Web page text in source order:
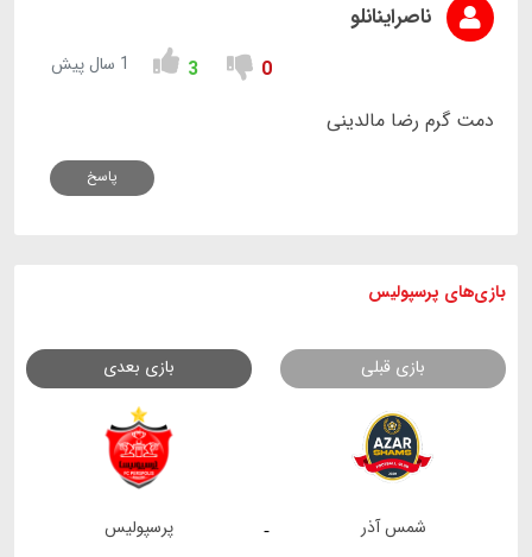
ناصراینانلو
0
3 1 سال پیش
دمت گرم رضا مالدینی
پاسخ
بازی های پرسپولیس
بازی قبلی بازی بعدی
- شمس آذر پرسپولیس